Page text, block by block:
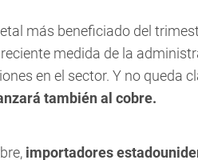
más beneficiado del
medida de la
en el sector. Y no queda
también al cobre.
importadores